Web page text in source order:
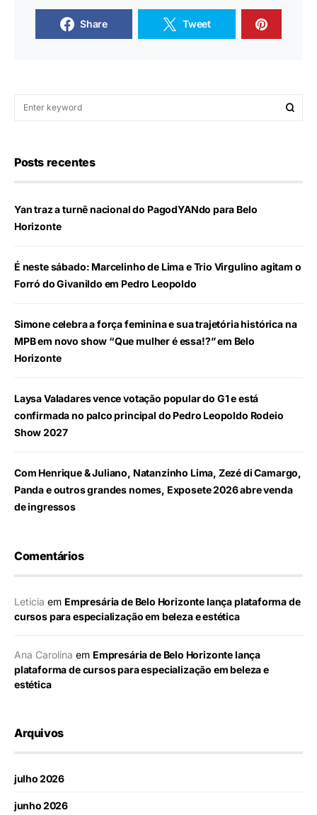
Share Tweet
Posts recentes
Yan traz a turnê nacional do PagodYANdo para Belo
Horizonte
É neste sábado: Marcelinho de Lima e Trio Virgulino agitam o
Forró do Givanildo em Pedro Leopoldo
Simone celebra a força feminina e sua trajetória histórica na
MPB em novo show “Que mulher é essa!?” em Belo
Horizonte
Laysa Valadares vence votação popular do G1 e está
confirmada no palco principal do Pedro Leopoldo Rodeio
Show 2027
Com Henrique & Juliano, Natanzinho Lima, Zezé di Camargo,
Panda e outros grandes nomes, Exposete 2026 abre venda
de ingressos
Comentários
Leticia em Empresária de Belo Horizonte lança plataforma de
cursos para especialização em beleza e estética
Ana Carolina em Empresária de Belo Horizonte lança
plataforma de cursos para especialização em beleza e
estética
Arquivos
julho 2026
junho 2026